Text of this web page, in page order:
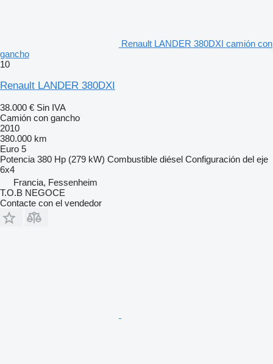
Renault LANDER 380DXI camión con
gancho
10
Renault LANDER 380DXI
38.000 € Sin IVA
Camión con gancho
2010
380.000 km
Euro 5
Potencia 380 Hp (279 kW) Combustible diésel Configuración del eje
6x4
Francia, Fessenheim
T.O.B NEGOCE
Contacte con el vendedor